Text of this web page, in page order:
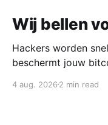
Wij bellen
Hackers worden
beschermt jouw
4 aug. 2026 2 min read